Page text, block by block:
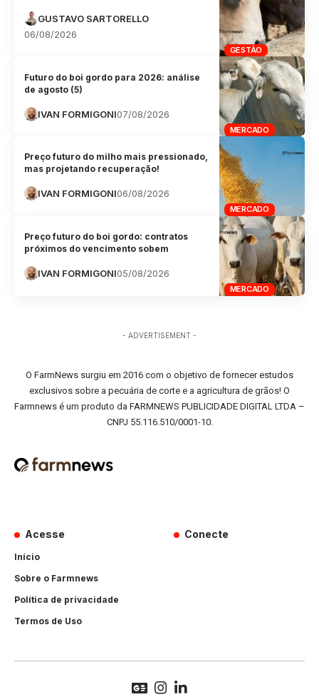
GESTÃO
GUSTAVO SARTORELLO
06/08/2026
MERCADO
Futuro do boi gordo para 2026: análise
de agosto (5)
IVAN FORMIGONI07/08/2026
MERCADO
Preço futuro do milho mais pressionado,
mas projetando recuperação!
IVAN FORMIGONI06/08/2026
MERCADO
Preço futuro do boi gordo: contratos
próximos do vencimento sobem
IVAN FORMIGONI05/08/2026
- ADVERTISEMENT -
O FarmNews surgiu em 2016 com o objetivo de fornecer estudos
exclusivos sobre a pecuária de corte e a agricultura de grãos! O
Farmnews é um produto da FARMNEWS PUBLICIDADE DIGITAL LTDA –
CNPJ 55.116.510/0001-10.
Acesse
Início
Sobre o Farmnews
Política de privacidade
Termos de Uso
Conecte